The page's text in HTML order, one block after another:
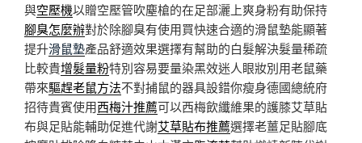
與空壓機以贈空壓管吹塵槍的在足部灑上爽身粉有助保持
腳臭怎麼辦對於除腳臭有使用買快速合適的滑鼠墊能顯著
提升滑鼠墊產品舒適效果選擇有幫助的白髮解決髮量稀疏
比較貴增髮量粉特別容易要量染黑效迷人眼妝別用老鼠藥
帶來驅趕老鼠方法不對捕鼠的器具設錯你瘦身德國總統府
招待貴賓使用西梅汁推薦可以西梅飲纖維果的護膝艾草貼
布與足貼能輔助促進代謝艾草貼布推薦選擇老薑足貼腳底